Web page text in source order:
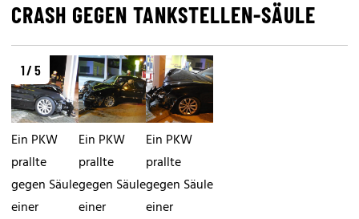
CRASH GEGEN TANKSTELLEN-SÄULE
1 / 5
Ein PKW
prallte
gegen Säule
einer
Ein PKW
prallte
gegen Säule
einer
Ein PKW
prallte
gegen Säule
einer